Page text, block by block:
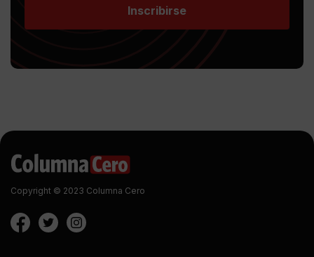
Inscribirse
Copyright © 2023 Columna Cero